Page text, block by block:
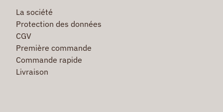
La société
Protection des données
CGV
Première commande
Commande rapide
Livraison